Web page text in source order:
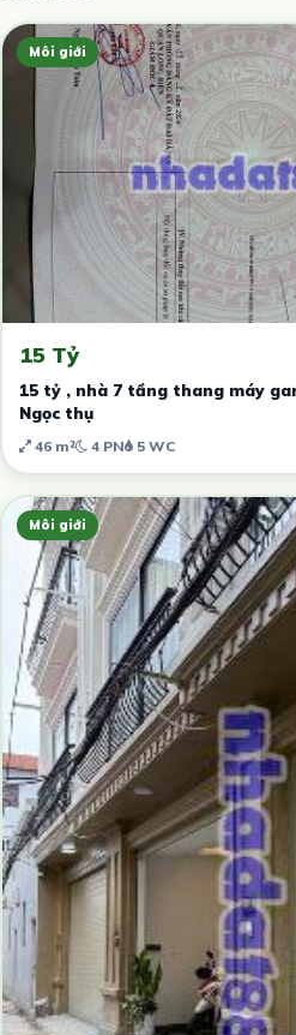
Môi giới
15 Tỷ
15 tỷ , nhà 7 tầng thang máy
Ngọc thụ
46 m² 4 PN 5 WC
Môi giới